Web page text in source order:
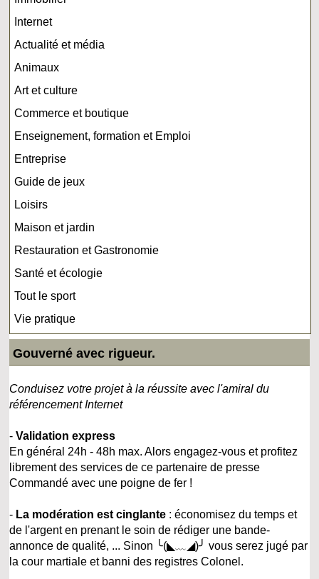
Internet
Actualité et média
Animaux
Art et culture
Commerce et boutique
Enseignement, formation et Emploi
Entreprise
Guide de jeux
Loisirs
Maison et jardin
Restauration et Gastronomie
Santé et écologie
Tout le sport
Vie pratique
Gouverné avec rigueur.
Conduisez votre projet à la réussite avec l'amiral du
référencement Internet
-Validation express
En général 24h - 48h max. Alors engagez-vous et profitez
librement des services de ce partenaire de presse
Commandé avec une poigne de fer !
- La modération est cinglante : économisez du temps et
de l'argent en prenant le soin de rédiger une bande-
annonce de qualité, ... Sinon ╰(◣﹏◢)╯ vous serez jugé par
la cour martiale et banni des registres Colonel.